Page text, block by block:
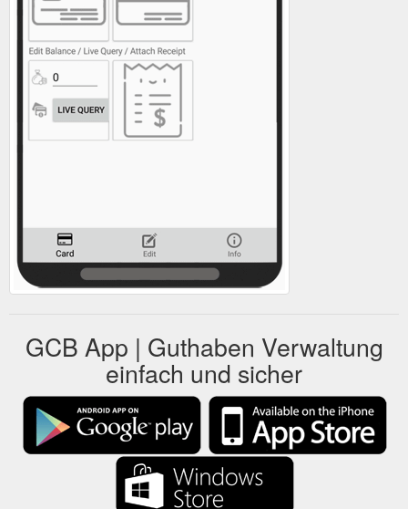
GCB App | Guthaben Verwaltung
einfach und sicher